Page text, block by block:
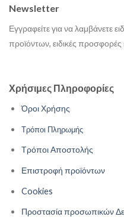
Χρήσιμες Πληροφορίες
Όροι Χρήσης
Τρόποι Πληρωμής
Τρόποι Αποστολής
Επιστροφή προϊόντων
Cookies
Προστασία προσωπικών
Newsletter
Εγγραφείτε για να λαμβάνετε
προϊόντων, ειδικές προσφορές